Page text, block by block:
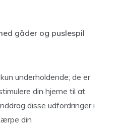
gåder og puslespil
underholdende; de er
din hjerne til at
disse udfordringer i
din